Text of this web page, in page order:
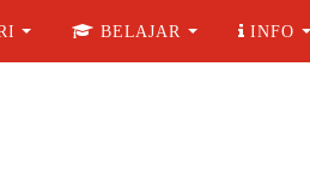
BELAJAR INFO